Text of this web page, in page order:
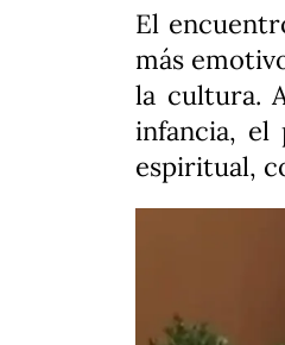
El
más
la cultura.
infancia, el
espiritual,